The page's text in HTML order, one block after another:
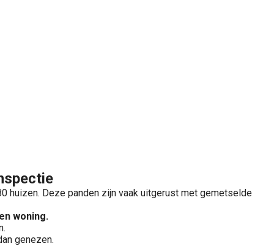
huizen. Deze panden zijn vaak uitgerust met gemetselde
woning.
genezen.